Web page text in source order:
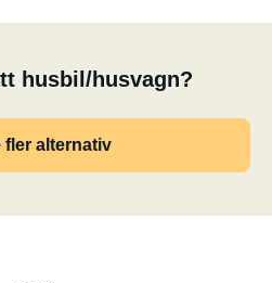
husbil/husvagn?
fler alternativ